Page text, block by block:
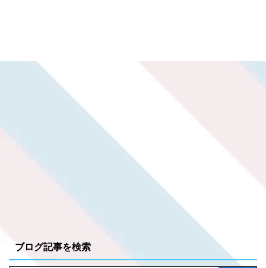
ブログ記事を検索